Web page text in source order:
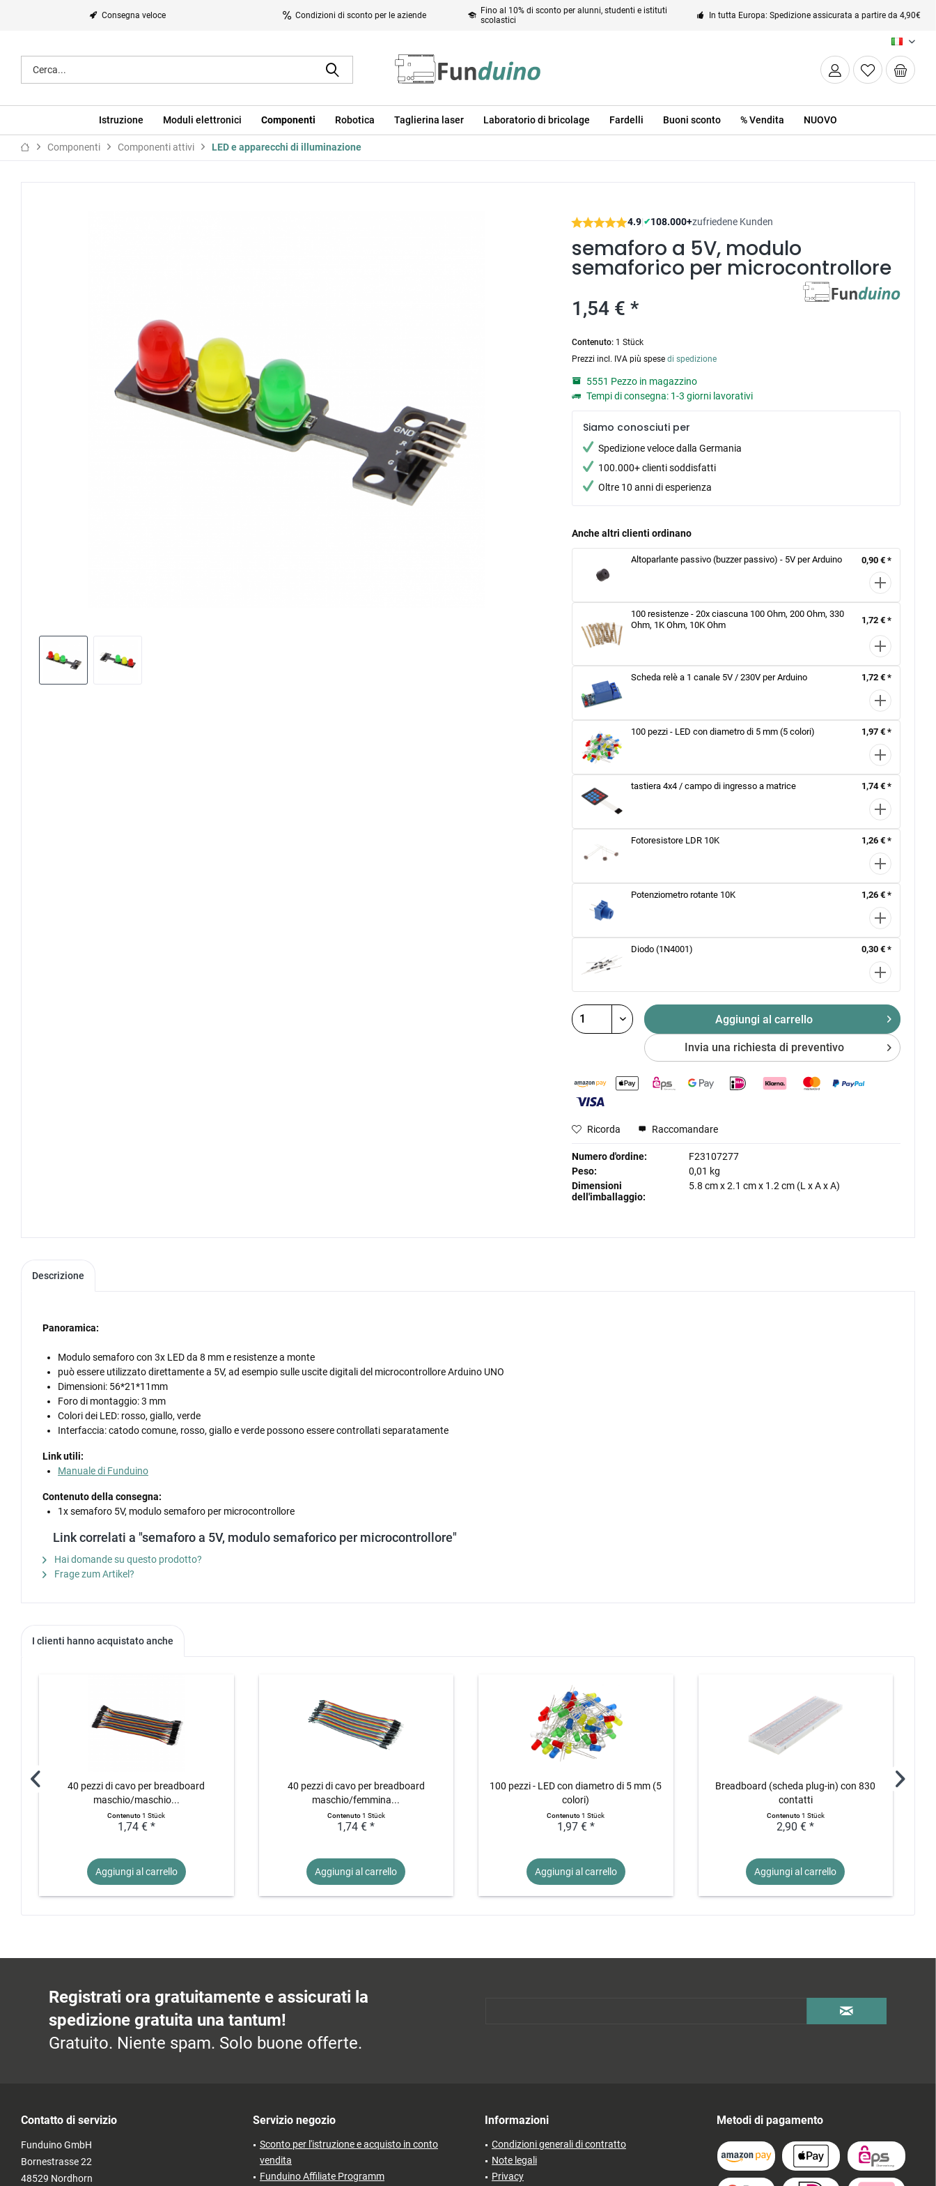
Consegna veloce Condizioni di sconto per le aziende
Fino al 10% di sconto per alunni, studenti e istituti
scolastici
In tutta Europa: Spedizione assicurata a partire da 4,90€
IT
Istruzione Moduli elettronici Componenti Robotica Taglierina laser Laboratorio di bricolage Fardelli Buoni sconto % Vendita NUOVO
Componenti Componenti attivi LED e apparecchi di illuminazione
4.9|✔108.000+zufriedene Kunden
semaforo a 5V, modulo
semaforico per microcontrollore
1,54 € *
Contenuto: 1 Stück
Prezzi incl. IVA più spesedi spedizione
5551 Pezzo in magazzino
Tempi di consegna: 1-3 giorni lavorativi
Siamo conosciuti per
Spedizione veloce dalla Germania
100.000+ clienti soddisfatti
Oltre 10 anni di esperienza
Anche altri clienti ordinano
Altoparlante passivo (buzzer passivo) - 5V per Arduino 0,90 € *
100 resistenze - 20x ciascuna 100 Ohm, 200 Ohm, 330
Ohm, 1K Ohm, 10K Ohm
1,72 € *
Scheda relè a 1 canale 5V / 230V per Arduino 1,72 € *
100 pezzi - LED con diametro di 5 mm (5 colori) 1,97 € *
tastiera 4x4 / campo di ingresso a matrice 1,74 € *
Fotoresistore LDR 10K 1,26 € *
Potenziometro rotante 10K 1,26 € *
Diodo (1N4001) 0,30 € *
Aggiungi al carrello
Invia una richiesta di preventivo
Ricorda Raccomandare
Numero d'ordine:
F23107277
Peso:
0,01 kg
Dimensioni
dell'imballaggio:
5.8 cmx2.1 cmx 1.2 cm (L x A x A)
Descrizione
Panoramica:
Modulo semaforo con 3x LED da 8 mm e resistenze a monte
può essere utilizzato direttamente a 5V, ad esempio sulle uscite digitali del microcontrollore Arduino UNO
Dimensioni: 56*21*11mm
Foro di montaggio: 3 mm
Colori dei LED: rosso, giallo, verde
Interfaccia: catodo comune, rosso, giallo e verde possono essere controllati separatamente
Link utili:
Manuale di Funduino
Contenuto della consegna:
1x semaforo 5V, modulo semaforo per microcontrollore
Link correlati a "semaforo a 5V, modulo semaforico per microcontrollore"
Hai domande su questo prodotto?
Frage zum Artikel?
I clienti hanno acquistato anche
40 pezzi di cavo per breadboard
maschio/maschio...
Contenuto1 Stück
1,74 € *
Aggiungi al carrello
40 pezzi di cavo per breadboard
maschio/femmina...
Contenuto1 Stück
1,74 € *
Aggiungi al carrello
100 pezzi - LED con diametro di 5 mm (5
colori)
Contenuto1 Stück
1,97 € *
Aggiungi al carrello
Breadboard (scheda plug-in) con 830
contatti
Contenuto1 Stück
2,90 € *
Aggiungi al carrello
Registrati ora gratuitamente e assicurati la
spedizione gratuita una tantum!
Gratuito. Niente spam. Solo buone offerte.
Contatto di servizio
Funduino GmbH
Bornestrasse 22
48529 Nordhorn
Servizio negozio
Sconto per l'istruzione e acquisto in conto
vendita
Funduino Affiliate Programm
Informazioni
Condizioni generali di contratto
Note legali
Privacy
Metodi di pagamento